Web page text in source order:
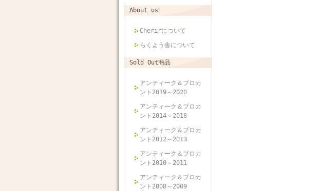
About us
Cherirについて
らくよう舎について
Sold Out商品
アンティーク＆ブロカ
ント2019～2020
アンティーク＆ブロカ
ント2014～2018
アンティーク＆ブロカ
ント2012～2013
アンティーク＆ブロカ
ント2010～2011
アンティーク＆ブロカ
ント2008～2009